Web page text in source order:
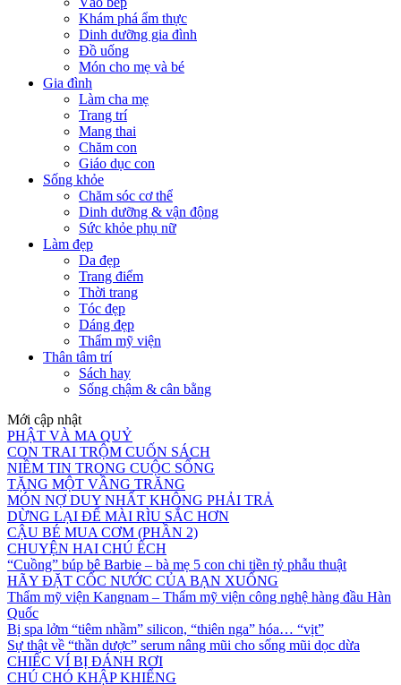
Khám phá ẩm thực
Dinh dưỡng gia đình
Đồ uống
Món cho mẹ và bé
Gia đình
Làm cha mẹ
Trang trí
Mang thai
Chăm con
Giáo dục con
Sống khỏe
Chăm sóc cơ thể
Dinh dưỡng & vận động
Sức khỏe phụ nữ
Làm đẹp
Da đẹp
Trang điểm
Thời trang
Tóc đẹp
Dáng đẹp
Thẩm mỹ viện
Thân tâm trí
Sách hay
Sống chậm & cân bằng
Mới cập nhật
PHẬT VÀ MA QUỶ
CON TRAI TRỘM CUỐN SÁCH
NIỀM TIN TRONG CUỘC SỐNG
TẶNG MỘT VẦNG TRĂNG
MÓN NỢ DUY NHẤT KHÔNG PHẢI TRẢ
DỪNG LẠI ĐỂ MÀI RÌU SẮC HƠN
CẬU BÉ MUA CƠM (PHẦN 2)
CHUYỆN HAI CHÚ ẾCH
“Cuồng” búp bê Barbie – bà mẹ 5 con chi tiền tỷ phẫu thuật
HÃY ĐẶT CỐC NƯỚC CỦA BẠN XUỐNG
Thẩm mỹ viện Kangnam – Thẩm mỹ viện công nghệ hàng đầu Hàn
Quốc
Bị spa lởm “tiêm nhầm” silicon, “thiên nga” hóa… “vịt”
Sự thật về “thần dược” serum nâng mũi cho sống mũi dọc dừa
CHIẾC VÍ BỊ ĐÁNH RƠI
CHÚ CHÓ KHẬP KHIỂNG